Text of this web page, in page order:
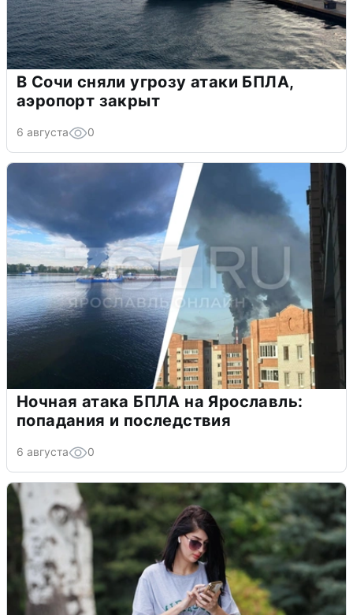
В Сочи сняли угрозу атаки БПЛА,
аэропорт закрыт
6 августа 0
Ночная атака БПЛА на Ярославль:
попадания и последствия
6 августа 0